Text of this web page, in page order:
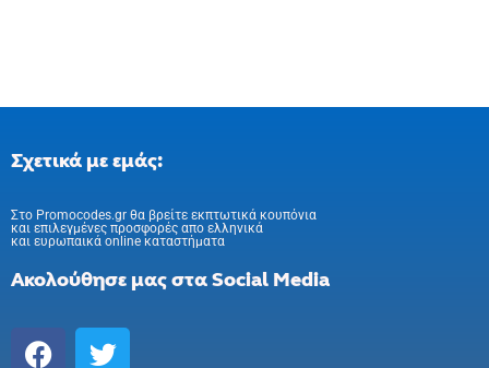
Σχετικά με εμάς:
Στo Promocodes.gr θα βρείτε εκπτωτικά κουπόνια
και επιλεγμένες προσφορές απο ελληνικά
και ευρωπαικά online καταστήματα
Ακολούθησε μας στα Social Media